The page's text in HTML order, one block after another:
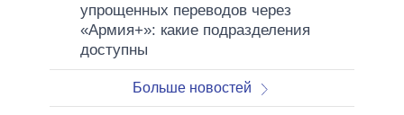
упрощенных переводов через
«Армия+»: какие подразделения
доступны
Больше новостей